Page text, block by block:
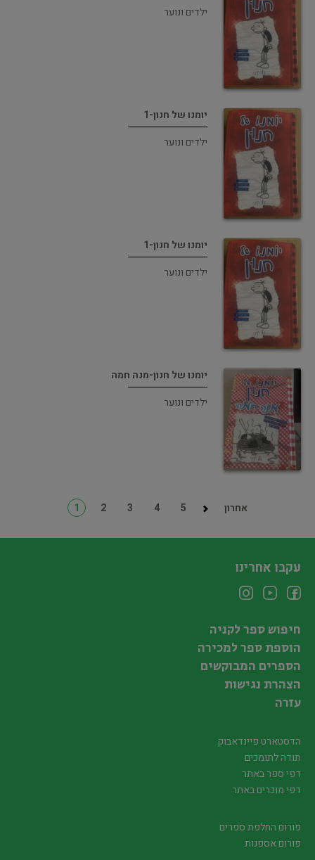
ילדים ונוער
יומנו של חנון-1
ילדים ונוער
יומנו של חנון-1
ילדים ונוער
יומנו של חנון-מנה חמה
ילדים ונוער
1 2 3 4 5 אחרון
עקבו אחרינו
חיפוש ספר לקניה
הוספת ספר למכירה
הספרים המבוקשים
הצהרת נגישות
עזרה
הדסטארט פיינדאבוק
תודה לתומכים
דפי ספר באתר
דפי מוכרים באתר
פורום החלפת ספרים
פורום אספנות